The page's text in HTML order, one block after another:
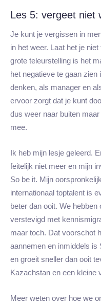
Les 5: vergeet niet
Je kunt je vergissen in
in het weer. Laat het je
grote teleurstelling is het
het negatieve te gaan zien
denken, als manager en
ervoor zorgt dat je kunt
dus weer naar buiten
mee.
Ik heb mijn lesje geleerd.
feitelijk niet meer en mijn
So be it. Mijn
internationaal toptalent is
beter dan ooit. We
verstevigd met
maar toch. Dat voorschot
aannemen en inmiddels
en groeit sneller dan ooit
Kazachstan en een kleine
Meer weten over hoe we